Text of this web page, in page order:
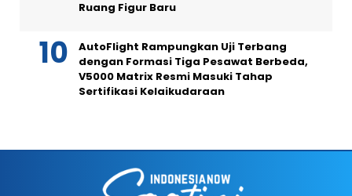
Ruang Figur Baru
AutoFlight Rampungkan Uji Terbang
dengan Formasi Tiga Pesawat Berbeda,
V5000 Matrix Resmi Masuki Tahap
Sertifikasi Kelaikudaraan